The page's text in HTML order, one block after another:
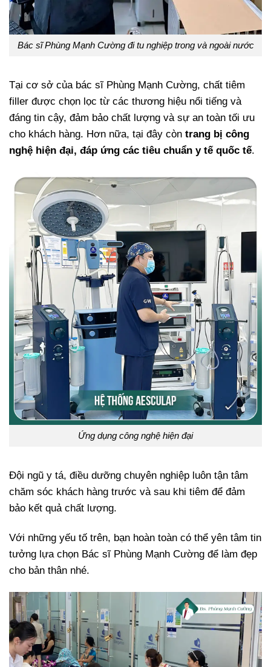
Bác sĩ Phùng Mạnh Cường đi tu nghiệp trong và ngoài nước
Tại cơ sở của bác sĩ Phùng Mạnh Cường, chất tiêm
filler được chọn lọc từ các thương hiệu nổi tiếng và
đáng tin cậy, đảm bảo chất lượng và sự an toàn tối ưu
cho khách hàng. Hơn nữa, tại đây còn trang bị công
nghệ hiện đại, đáp ứng các tiêu chuẩn y tế quốc tế.
Ứng dụng công nghệ hiện đại
Đội ngũ y tá, điều dưỡng chuyên nghiệp luôn tận tâm
chăm sóc khách hàng trước và sau khi tiêm để đảm
bảo kết quả chất lượng.
Với những yếu tố trên, bạn hoàn toàn có thể yên tâm tin
tưởng lựa chọn Bác sĩ Phùng Mạnh Cường để làm đẹp
cho bản thân nhé.